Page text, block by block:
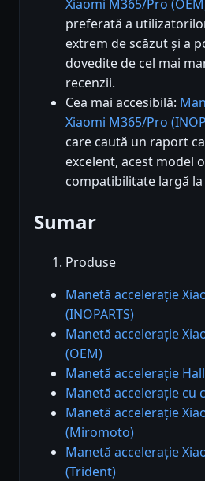
Xiaomi M365/Pro
preferată a
extrem de scăzut și a
dovedite de cel mai
recenzii.
Cea mai accesibilă:
Xiaomi M365/Pro
care caută un raport
excelent, acest model
compatibilitate largă
Sumar
Produse
Manetă accelerație
(INOPARTS)
Manetă accelerație
(OEM)
Manetă accelerație
Manetă accelerație cu
Manetă accelerație
(Miromoto)
Manetă accelerație
(Trident)